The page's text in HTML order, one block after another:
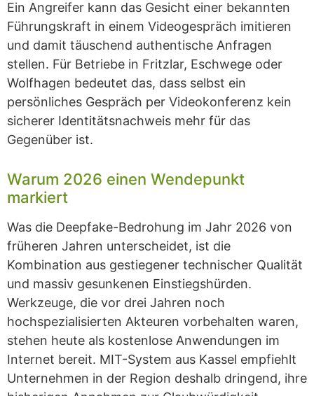
Ein Angreifer kann das Gesicht einer bekannten
Führungskraft in einem Videogespräch imitieren
und damit täuschend authentische Anfragen
stellen. Für Betriebe in Fritzlar, Eschwege oder
Wolfhagen bedeutet das, dass selbst ein
persönliches Gespräch per Videokonferenz kein
sicherer Identitätsnachweis mehr für das
Gegenüber ist.
Warum 2026 einen Wendepunkt
markiert
Was die Deepfake-Bedrohung im Jahr 2026 von
früheren Jahren unterscheidet, ist die
Kombination aus gestiegener technischer Qualität
und massiv gesunkenen Einstiegshürden.
Werkzeuge, die vor drei Jahren noch
hochspezialisierten Akteuren vorbehalten waren,
stehen heute als kostenlose Anwendungen im
Internet bereit. MIT-System aus Kassel empfiehlt
Unternehmen in der Region deshalb dringend, ihre